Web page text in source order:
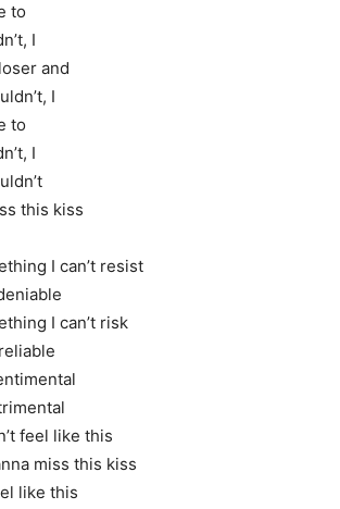
to
I
and
I
to
I
this kiss
I can’t resist
I can’t risk
feel like this
miss this kiss
like this